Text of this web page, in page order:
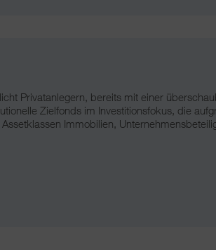
Privatanlegern, bereits mit einer
Zielfonds im Investitionsfokus, die
Immobilien,